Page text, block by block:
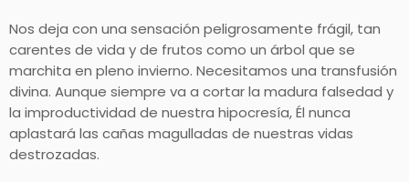
Nos deja con una sensación peligrosamente frágil, tan
carentes de vida y de frutos como un árbol que se
marchita en pleno invierno. Necesitamos una transfusión
divina. Aunque siempre va a cortar la madura falsedad y
la improductividad de nuestra hipocresía, Él nunca
aplastará las cañas magulladas de nuestras vidas
destrozadas.